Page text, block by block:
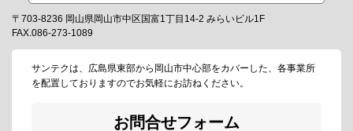
〒703-8236 岡山県岡山市中区国富1丁目14-2 みらいビル1F
FAX.086-273-1089
サンテクは、広島県東部から岡山市中心部をカバーした、各事業所
を配置しておりますのでお気軽にお訪ねください。
お問合せフォーム